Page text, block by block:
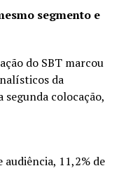
segmento e
do SBT marcou
da
colocação,
audiência, 11,2% de